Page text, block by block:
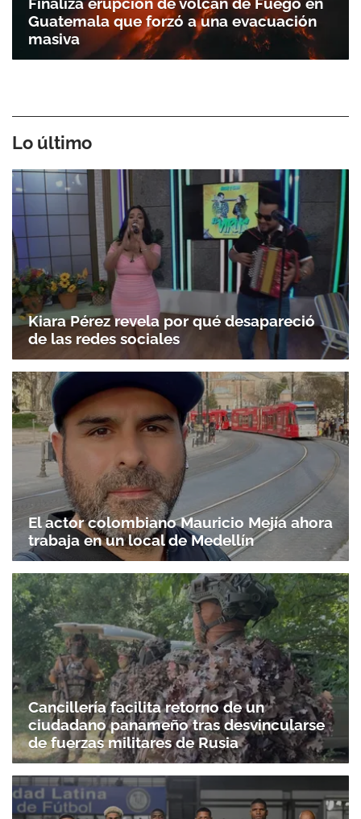
Gracias por suscribirte a nuestro boletín.
ACEPTAR
Guatemala que forzó a una evacuación
masiva
Lo último
Kiara Pérez revela por qué desapareció
de las redes sociales
El actor colombiano Mauricio Mejía ahora
trabaja en un local de Medellín
Cancillería facilita retorno de un
ciudadano panameño tras desvincularse
de fuerzas militares de Rusia